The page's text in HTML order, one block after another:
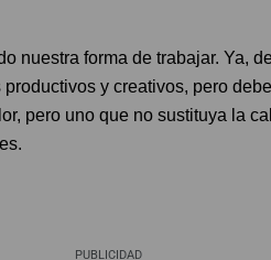
nuestra forma de trabajar. Ya,
y creativos, pero
pero uno que no sustituya la
PUBLICIDAD